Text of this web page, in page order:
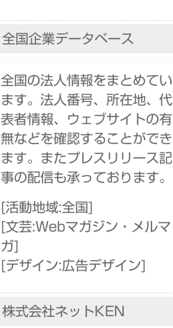
全国企業データベース
全国の法人情報をまとめてい
ます。法人番号、所在地、代
表者情報、ウェブサイトの有
無などを確認することができ
ます。またプレスリリース記
事の配信も承っております。
[活動地域:全国]
[文芸:Webマガジン・メルマ
ガ]
[デザイン:広告デザイン]
株式会社ネットKEN